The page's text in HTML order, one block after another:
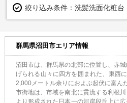
絞り込み条件： 洗髪洗面化粧台
群馬県沼田市エリア情報
沼田市は、群馬県の北部に位置し、赤
げられる山々に四方を囲まれた、東西
2,000メートル余りにおよぶ起伏に富ん
市街地は、市域を南北に貫流する利根
より形成された日本一の河岸段丘上に